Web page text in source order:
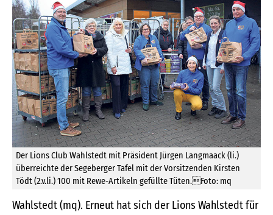
Der Lions Club Wahlstedt mit Präsident Jürgen Langmaack (li.)
überreichte der Segeberger Tafel mit der Vorsitzenden Kirsten
Tödt (2.v.li.) 100 mit Rewe-Artikeln gefüllte Tüten.Foto: mq
Wahlstedt (mq). Erneut hat sich der Lions Wahlstedt für